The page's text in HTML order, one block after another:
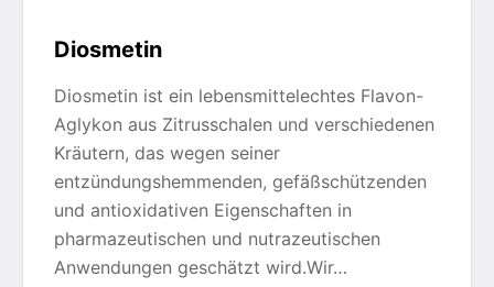
Diosmetin
Diosmetin ist ein lebensmittelechtes Flavon-
Aglykon aus Zitrusschalen und verschiedenen
Kräutern, das wegen seiner
entzündungshemmenden, gefäßschützenden
und antioxidativen Eigenschaften in
pharmazeutischen und nutrazeutischen
Anwendungen geschätzt wird.Wir…